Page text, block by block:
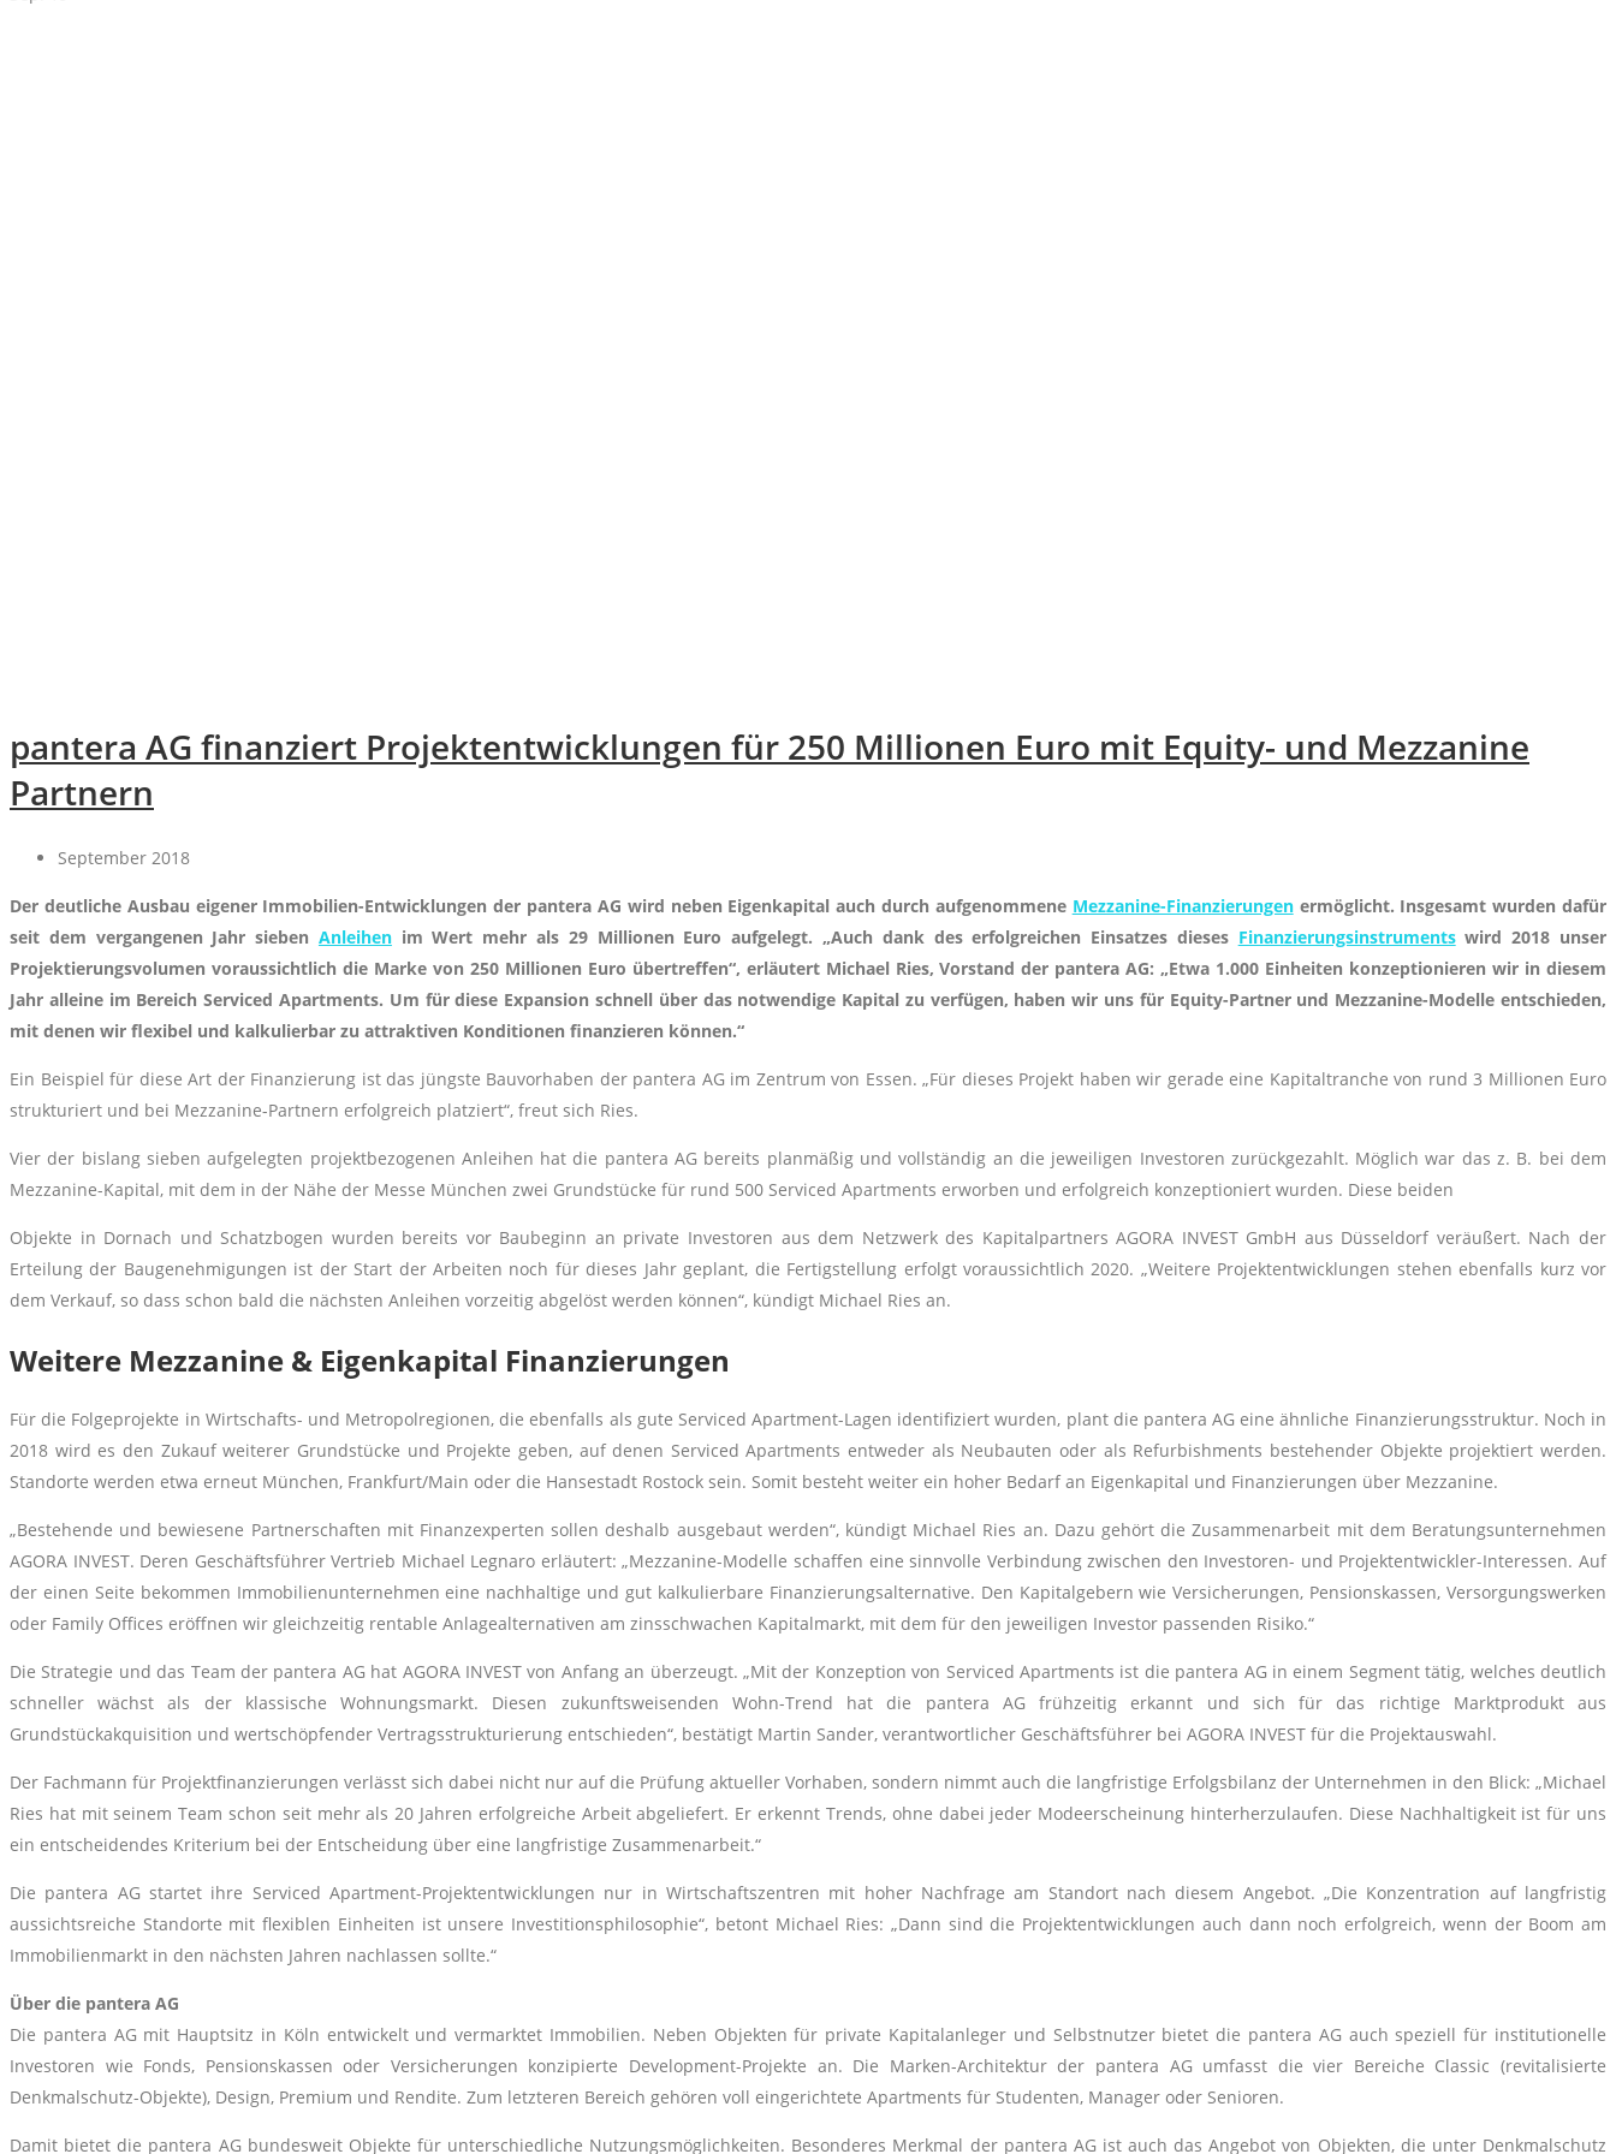
pantera AG finanziert Projektentwicklungen für 250 Millionen Euro mit Equity- und Mezzanine
Partnern
September 2018
Der deutliche Ausbau eigener Immobilien-Entwicklungen der pantera AG wird neben Eigenkapital auch durch aufgenommene Mezzanine-Finanzierungenermöglicht. Insgesamt wurden dafür
seit dem vergangenen Jahr sieben Anleihenim Wert mehr als 29 Millionen Euro aufgelegt. „Auch dank des erfolgreichen Einsatzes dieses Finanzierungsinstrumentswird 2018 unser
Projektierungsvolumen voraussichtlich die Marke von 250 Millionen Euro übertreffen“, erläutert Michael Ries, Vorstand der pantera AG: „Etwa 1.000 Einheiten konzeptionieren wir in diesem
Jahr alleine im Bereich Serviced Apartments. Um für diese Expansion schnell über das notwendige Kapital zu verfügen, haben wir uns für Equity-Partner und Mezzanine-Modelle entschieden,
mit denen wir flexibel und kalkulierbar zu attraktiven Konditionen finanzieren können.“
Ein Beispiel für diese Art der Finanzierung ist das jüngste Bauvorhaben der pantera AG im Zentrum von Essen. „Für dieses Projekt haben wir gerade eine Kapitaltranche von rund 3 Millionen Euro
strukturiert und bei Mezzanine-Partnern erfolgreich platziert“, freut sich Ries.
Vier der bislang sieben aufgelegten projektbezogenen Anleihen hat die pantera AG bereits planmäßig und vollständig an die jeweiligen Investoren zurückgezahlt. Möglich war das z. B. bei dem
Mezzanine-Kapital, mit dem in der Nähe der Messe München zwei Grundstücke für rund 500 Serviced Apartments erworben und erfolgreich konzeptioniert wurden. Diese beiden
Objekte in Dornach und Schatzbogen wurden bereits vor Baubeginn an private Investoren aus dem Netzwerk des Kapitalpartners AGORA INVEST GmbH aus Düsseldorf veräußert. Nach der
Erteilung der Baugenehmigungen ist der Start der Arbeiten noch für dieses Jahr geplant, die Fertigstellung erfolgt voraussichtlich 2020. „Weitere Projektentwicklungen stehen ebenfalls kurz vor
dem Verkauf, so dass schon bald die nächsten Anleihen vorzeitig abgelöst werden können“, kündigt Michael Ries an.
Weitere Mezzanine & Eigenkapital Finanzierungen
Für die Folgeprojekte in Wirtschafts- und Metropolregionen, die ebenfalls als gute Serviced Apartment-Lagen identifiziert wurden, plant die pantera AG eine ähnliche Finanzierungsstruktur. Noch in
2018 wird es den Zukauf weiterer Grundstücke und Projekte geben, auf denen Serviced Apartments entweder als Neubauten oder als Refurbishments bestehender Objekte projektiert werden.
Standorte werden etwa erneut München, Frankfurt/Main oder die Hansestadt Rostock sein. Somit besteht weiter ein hoher Bedarf an Eigenkapital und Finanzierungen über Mezzanine.
„Bestehende und bewiesene Partnerschaften mit Finanzexperten sollen deshalb ausgebaut werden“, kündigt Michael Ries an. Dazu gehört die Zusammenarbeit mit dem Beratungsunternehmen
AGORA INVEST. Deren Geschäftsführer Vertrieb Michael Legnaro erläutert: „Mezzanine-Modelle schaffen eine sinnvolle Verbindung zwischen den Investoren- und Projektentwickler-Interessen. Auf
der einen Seite bekommen Immobilienunternehmen eine nachhaltige und gut kalkulierbare Finanzierungsalternative. Den Kapitalgebern wie Versicherungen, Pensionskassen, Versorgungswerken
oder Family Offices eröffnen wir gleichzeitig rentable Anlagealternativen am zinsschwachen Kapitalmarkt, mit dem für den jeweiligen Investor passenden Risiko.“
Die Strategie und das Team der pantera AG hat AGORA INVEST von Anfang an überzeugt. „Mit der Konzeption von Serviced Apartments ist die pantera AG in einem Segment tätig, welches deutlich
schneller wächst als der klassische Wohnungsmarkt. Diesen zukunftsweisenden Wohn-Trend hat die pantera AG frühzeitig erkannt und sich für das richtige Marktprodukt aus
Grundstückakquisition und wertschöpfender Vertragsstrukturierung entschieden“, bestätigt Martin Sander, verantwortlicher Geschäftsführer bei AGORA INVEST für die Projektauswahl.
Der Fachmann für Projektfinanzierungen verlässt sich dabei nicht nur auf die Prüfung aktueller Vorhaben, sondern nimmt auch die langfristige Erfolgsbilanz der Unternehmen in den Blick: „Michael
Ries hat mit seinem Team schon seit mehr als 20 Jahren erfolgreiche Arbeit abgeliefert. Er erkennt Trends, ohne dabei jeder Modeerscheinung hinterherzulaufen. Diese Nachhaltigkeit ist für uns
ein entscheidendes Kriterium bei der Entscheidung über eine langfristige Zusammenarbeit.“
Die pantera AG startet ihre Serviced Apartment-Projektentwicklungen nur in Wirtschaftszentren mit hoher Nachfrage am Standort nach diesem Angebot. „Die Konzentration auf langfristig
aussichtsreiche Standorte mit flexiblen Einheiten ist unsere Investitionsphilosophie“, betont Michael Ries: „Dann sind die Projektentwicklungen auch dann noch erfolgreich, wenn der Boom am
Immobilienmarkt in den nächsten Jahren nachlassen sollte.“
Über die pantera AG
Die pantera AG mit Hauptsitz in Köln entwickelt und vermarktet Immobilien. Neben Objekten für private Kapitalanleger und Selbstnutzer bietet die pantera AG auch speziell für institutionelle
Investoren wie Fonds, Pensionskassen oder Versicherungen konzipierte Development-Projekte an. Die Marken-Architektur der pantera AG umfasst die vier Bereiche Classic (revitalisierte
Denkmalschutz-Objekte), Design, Premium und Rendite. Zum letzteren Bereich gehören voll eingerichtete Apartments für Studenten, Manager oder Senioren.
Damit bietet die pantera AG bundesweit Objekte für unterschiedliche Nutzungsmöglichkeiten. Besonderes Merkmal der pantera AG ist auch das Angebot von Objekten, die unter Denkmalschutz